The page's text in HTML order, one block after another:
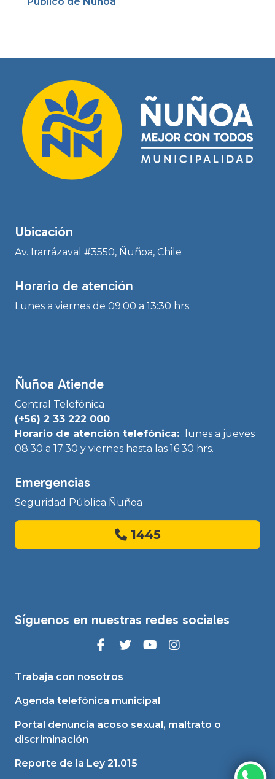
Ubicación
Av. Irarrázaval #3550, Ñuñoa, Chile
Horario de atención
Lunes a viernes de 09:00 a 13:30 hrs.
Ñuñoa Atiende
Central Telefónica
(+56) 2 33 222 000
Horario de atención telefónica:
lunes a jueves
08:30 a 17:30 y viernes hasta las 16:30 hrs.
Emergencias
Seguridad Pública Ñuñoa
1445
Síguenos en nuestras redes sociales
Trabaja con nosotros
Agenda telefónica municipal
Portal denuncia acoso sexual, maltrato o
discriminación
Reporte de la Ley 21.015